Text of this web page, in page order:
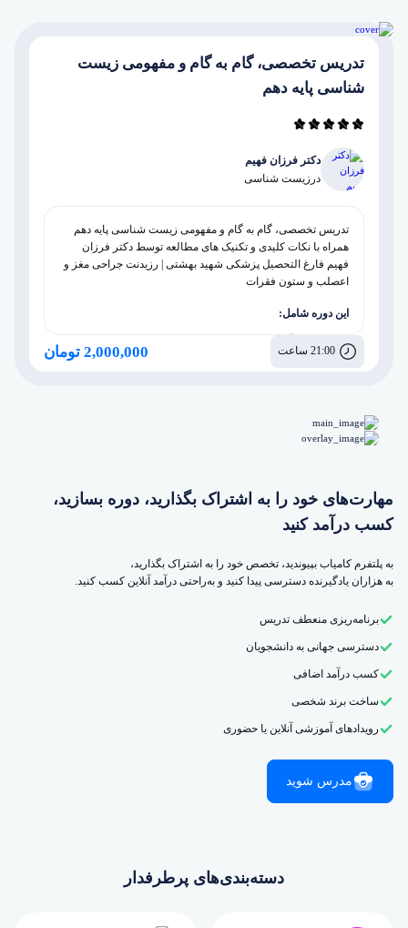
تدریس تخصصی، گام به گام و مفهومی زیست
شناسی پایه دهم
دکتر فرزان فهیم
در زیست شناسی
تدریس تخصصی، گام به گام و مفهومی زیست شناسی پایه دهم
همراه با نکات کلیدی و تکنیک های مطالعه توسط دکتر فرزان
فهیم فارغ التحصیل پزشکی شهید بهشتی | رزیدنت جراحی مغز و
اعصلب و ستون فقرات
این دوره شامل:
پکیج گیاهی
21:00 ساعت 2,000,000 تومان
مهارت‌های خود را به اشتراک بگذارید، دوره بسازید،
کسب درآمد کنید
به پلتفرم کامیاب بپیوندید، تخصص خود را به اشتراک بگذارید،
به هزاران یادگیرنده دسترسی پیدا کنید و به‌راحتی درآمد آنلاین کسب کنید.
برنامه‌ریزی منعطف تدریس
دسترسی جهانی به دانشجویان
کسب درآمد اضافی
ساخت برند شخصی
رویدادهای آموزشی آنلاین یا حضوری
مدرس شوید
دسته‌بندی‌های پرطرفدار